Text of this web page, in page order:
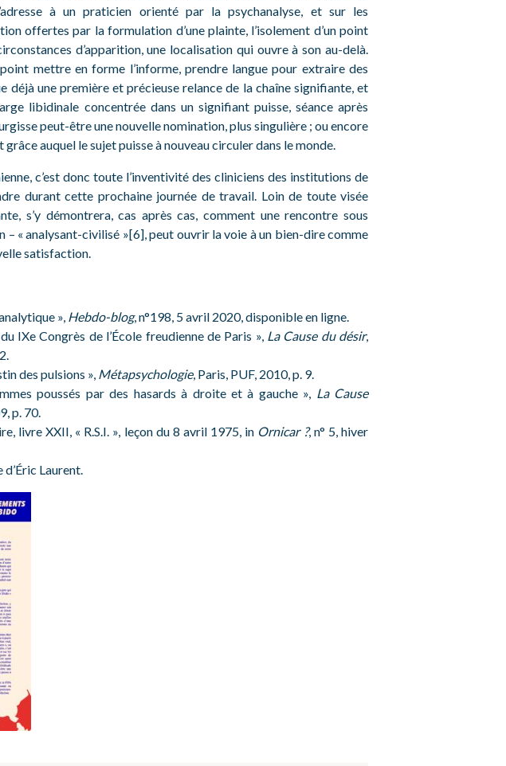
à un praticien orienté par la psychanalyse, et sur les
offertes par la formulation d’une plainte, l’isolement d’un point
d’apparition, une localisation qui ouvre à son au-delà.
mettre en forme l’informe, prendre langue pour extraire des
déjà une première et précieuse relance de la chaîne signifiante, et
libidinale concentrée dans un signifiant puisse, séance après
peut-être une nouvelle nomination, plus singulière ; ou encore
grâce auquel le sujet puisse à nouveau circuler dans le monde.
c’est donc toute l’inventivité des cliniciens des institutions de
durant cette prochaine journée de travail. Loin de toute visée
s’y démontrera, cas après cas, comment une rencontre sous
– « analysant-civilisé »[6], peut ouvrir la voie à un bien-dire comme
satisfaction.
», Hebdo-blog, n°198, 5 avril 2020, disponible en ligne.
IXe Congrès de l’École freudienne de Paris », La Cause du désir,
des pulsions », Métapsychologie, Paris, PUF, 2010, p. 9.
poussés par des hasards à droite et à gauche », La Cause
p. 70.
livre XXII, « R.S.I. », leçon du 8 avril 1975, in Ornicar ?, n° 5, hiver
d’Éric Laurent.